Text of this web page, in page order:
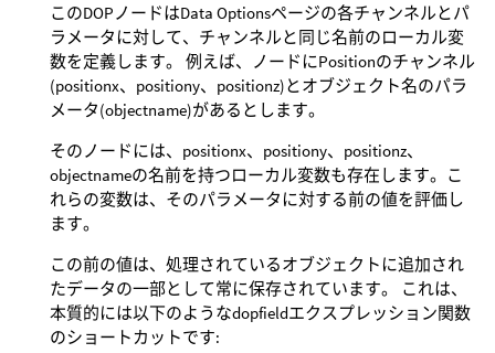
このDOPノードはData Optionsページの各チャンネルとパ
ラメータに対して、チャンネルと同じ名前のローカル変
数を定義します。 例えば、ノードにPositionのチャンネル
(positionx、positiony、positionz)とオブジェクト名のパラ
メータ(objectname)があるとします。
そのノードには、positionx、positiony、positionz、
objectnameの名前を持つローカル変数も存在します。こ
れらの変数は、そのパラメータに対する前の値を評価し
ます。
この前の値は、処理されているオブジェクトに追加され
たデータの一部として常に保存されています。 これは、
本質的には以下のようなdopfieldエクスプレッション関数
のショートカットです: